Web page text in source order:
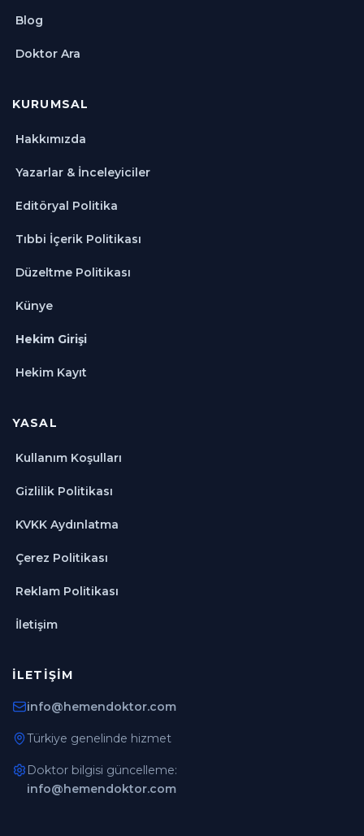
Blog
Doktor Ara
KURUMSAL
Hakkımızda
Yazarlar & İnceleyiciler
Editöryal Politika
Tıbbi İçerik Politikası
Düzeltme Politikası
Künye
Hekim Girişi
Hekim Kayıt
YASAL
Kullanım Koşulları
Gizlilik Politikası
KVKK Aydınlatma
Çerez Politikası
Reklam Politikası
İletişim
İLETIŞIM
info@hemendoktor.com
Türkiye genelinde hizmet
Doktor bilgisi güncelleme:
info@hemendoktor.com